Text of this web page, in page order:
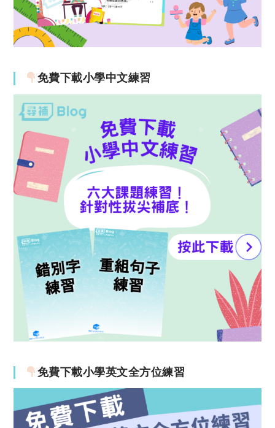
免費下載小學中文練習
免費下載小學英文全方位練習